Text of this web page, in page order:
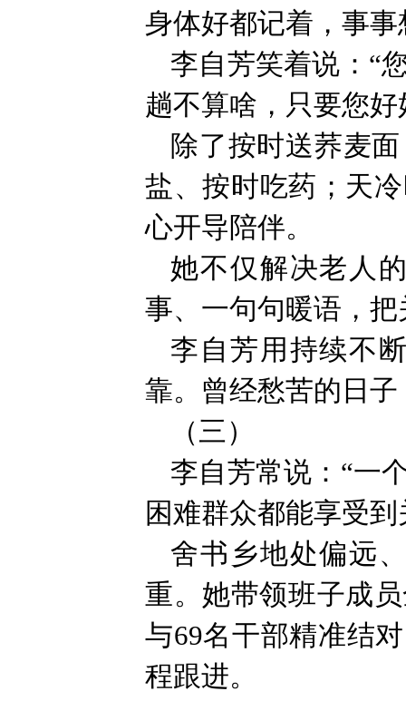
身体好都记着，事
李自芳笑着说：“
趟不算啥，只要您
除了按时送荞麦
盐、按时吃药；天
心开导陪伴。
她不仅解决老人
事、一句句暖语，
李自芳用持续不
靠。曾经愁苦的日
（三）
李自芳常说：“一
困难群众都能享受到
舍书乡地处偏远
重。她带领班子成
与69名干部精准结
程跟进。